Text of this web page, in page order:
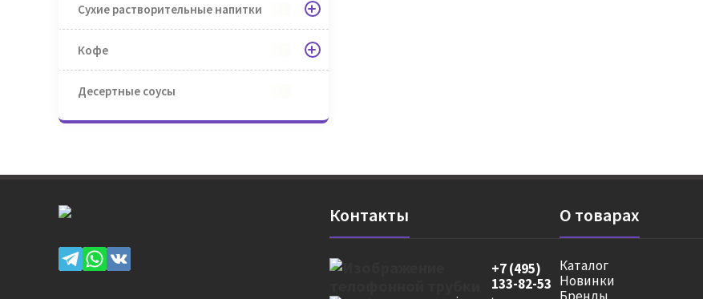
Сухие растворительные напитки
Кофе
Десертные соусы
Контакты
+7 (495)
133-82-53
О товарах
Каталог
Новинки